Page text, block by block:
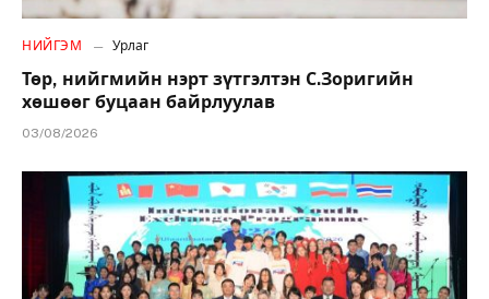
НИЙГЭМ Урлаг
Төр, нийгмийн нэрт зүтгэлтэн С.Зоригийн
хөшөөг буцаан байрлуулав
03/08/2026